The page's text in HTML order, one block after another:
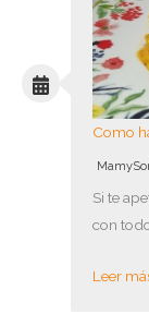
Como
Si te
con
Leer